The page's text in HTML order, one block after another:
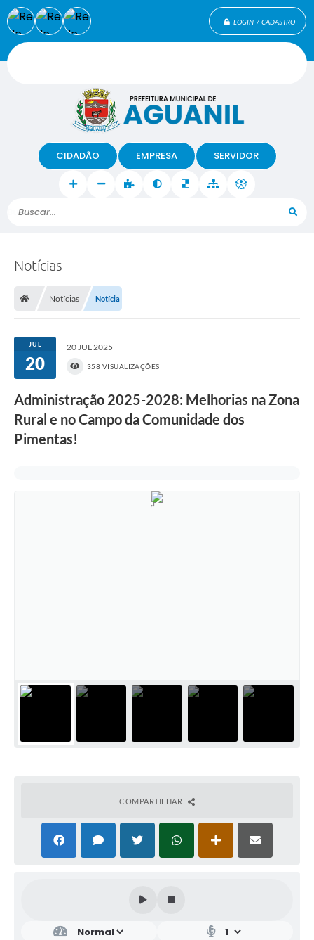
LOGIN / CADASTRO
Buscar...
CIDADÃO EMPRESA SERVIDOR
Notícias
Notícias Notícia
JUL
20
20 JUL 2025
358 VISUALIZAÇÕES
Administração 2025-2028: Melhorias na Zona
Rural e no Campo da Comunidade dos
Pimentas!
COMPARTILHAR